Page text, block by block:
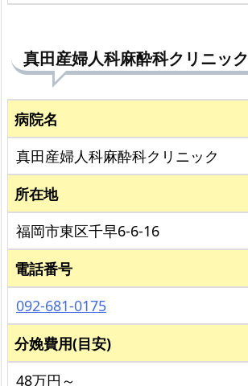
真田産婦人科麻酔科クリニック
病院名
真田産婦人科麻酔科クリニック
所在地
福岡市東区千早6-6-16
電話番号
092-681-0175
分娩費用(目安)
48万円～